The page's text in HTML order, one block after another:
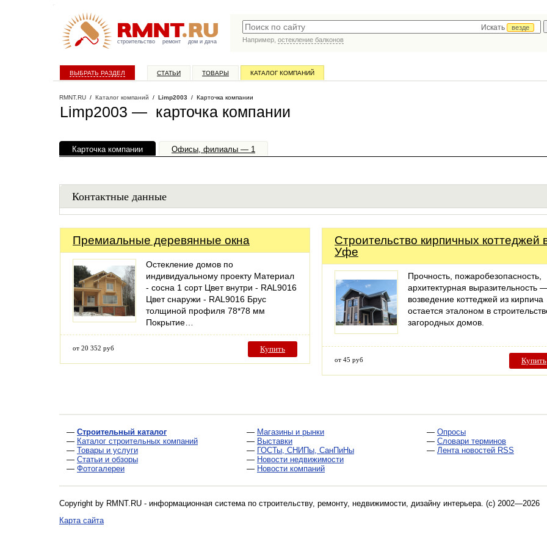
строительство ремонт дом и дача
Искать
везде
Например, остекление балконов
ВЫБРАТЬ РАЗДЕЛ СТАТЬИ ТОВАРЫ КАТАЛОГ КОМПАНИЙ
RMNT.RU / Каталог компаний / Limp2003 / Карточка компании
Limp2003 — карточка компании
Карточка компании Офисы, филиалы — 1
Контактные данные
Премиальные деревянные окна
Остекление домов по
индивидуальному проекту Материал
- сосна 1 сорт Цвет внутри - RAL9016
Цвет снаружи - RAL9016 Брус
толщиной профиля 78*78 мм
Покрытие…
от 20 352 руб Купить
Строительство кирпичных коттеджей
Уфе
Прочность, пожаробезопасность,
архитектурная выразительность
возведение коттеджей из кирпича
остается эталоном в
загородных домов.
от 45 руб Купить
— Строительный каталог
— Каталог строительных компаний
— Товары и услуги
— Статьи и обзоры
— Фотогалереи
— Магазины и рынки
— Выставки
— ГОСТы, СНИПы, СанПиНы
— Новости недвижимости
— Новости компаний
— Опросы
— Словари терминов
— Лента новостей RSS
Copyright by RMNT.RU - информационная система по строительству, ремонту, недвижимости, дизайну интерьера. (c) 2002—2026
Карта сайта